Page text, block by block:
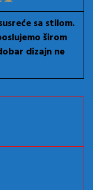
sa stilom.
širom
dizajn ne